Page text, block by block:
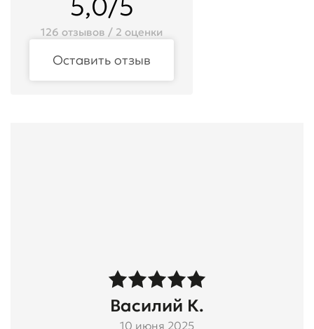
5,0/5
126 отзывов / 2 оценки
Оставить отзыв
Василий К.
10 июня 2025